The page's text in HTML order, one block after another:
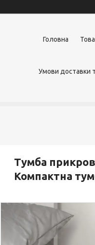
Головна
Умови доставки
Тумба
Компактна